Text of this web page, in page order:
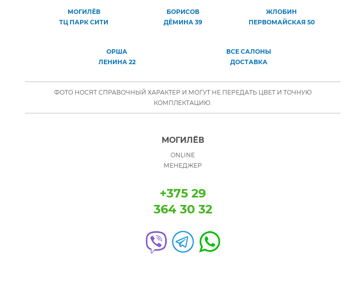
МОГИЛЁВ
ТЦ ПАРК СИТИ
БОРИСОВ
ДЁМИНА 39
ЖЛОБИН
ПЕРВОМАЙСКАЯ 50
ОРША
ЛЕНИНА 22
ВСЕ САЛОНЫ
ДОСТАВКА
ФОТО НОСЯТ СПРАВОЧНЫЙ ХАРАКТЕР И МОГУТ НЕ ПЕРЕДАТЬ ЦВЕТ И ТОЧНУЮ
КОМПЛЕКТАЦИЮ.
МОГИЛЁВ
ONLINE
МЕНЕДЖЕР
+375 29
364 30 32